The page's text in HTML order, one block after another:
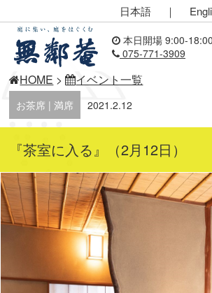
日本語 ｜
本日開場 9:00-18:00
075-771-3909
HOME > イベント一覧
お茶席 | 満席 2021.2.12
『茶室に入る』（2月12日）